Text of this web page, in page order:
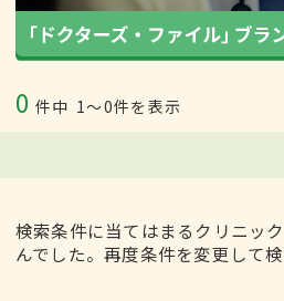
0 件中 1〜0件を表示
検索条件に当てはまるクリニッ
んでした。再度条件を変更して検